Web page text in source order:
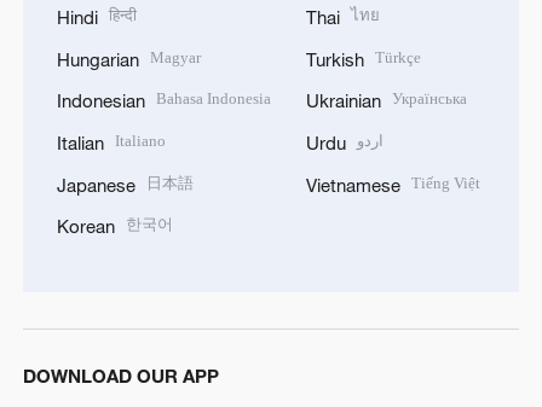
Hindi हिन्दी
Hungarian Magyar
Indonesian Bahasa Indonesia
Italian Italiano
Japanese 日本語
Korean 한국어
Thai ไทย
Turkish Türkçe
Ukrainian Українська
Urdu اردو
Vietnamese Tiếng Việt
DOWNLOAD OUR APP